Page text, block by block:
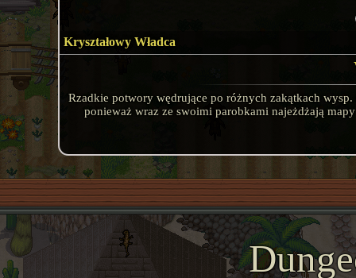
Kryształowy Władca
Rzadkie potwory wędrujące po różnych zakątkach
ponieważ wraz ze swoimi parobkami najeżdżają